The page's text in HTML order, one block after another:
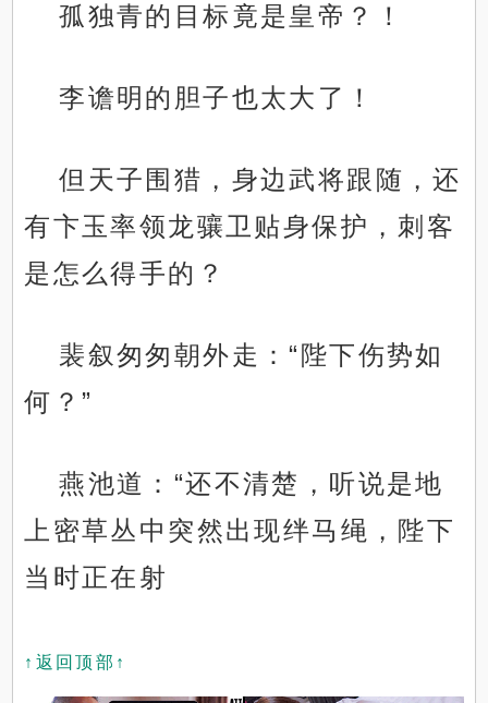
孤独青的目标竟是皇帝？！
李谵明的胆子也太大了！
但天子围猎，身边武将跟随，还
有卞玉率领龙骧卫贴身保护，刺客
是怎么得手的？
裴叙匆匆朝外走：“陛下伤势如
何？”
燕池道：“还不清楚，听说是地
上密草丛中突然出现绊马绳，陛下
当时正在射
↑返回顶部↑